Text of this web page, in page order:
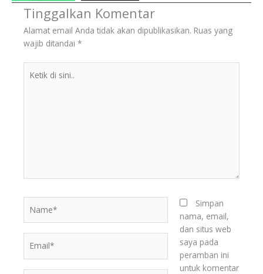
Tinggalkan Komentar
Alamat email Anda tidak akan dipublikasikan. Ruas yang
wajib ditandai *
Simpan
nama, email,
dan situs web
saya pada
peramban ini
untuk komentar